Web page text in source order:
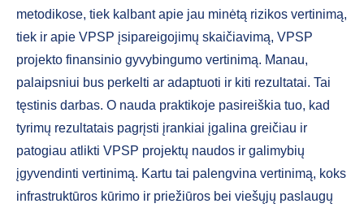
metodikose, tiek kalbant apie jau minėtą rizikos vertinimą,
tiek ir apie VPSP įsipareigojimų skaičiavimą, VPSP
projekto finansinio gyvybingumo vertinimą. Manau,
palaipsniui bus perkelti ar adaptuoti ir kiti rezultatai. Tai
tęstinis darbas. O nauda praktikoje pasireiškia tuo, kad
tyrimų rezultatais pagrįsti įrankiai įgalina greičiau ir
patogiau atlikti VPSP projektų naudos ir galimybių
įgyvendinti vertinimą. Kartu tai palengvina vertinimą, koks
infrastruktūros kūrimo ir priežiūros bei viešųjų paslaugų